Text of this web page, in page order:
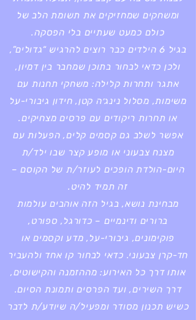
ומשחקים שמחזיקים את תשומת הלב של
כולם כמעט שעתיים בלי הפסקה.
בגיל 6 הילדים כבר רוצים להרגיש “גדולים”,
ולכן כדאי לבחור בתוכן שמחבר בין דמיון,
אתגר ותחרות קלילה: משחקי תחנות עם
משימות, מסלול נינג׳ה קטן, חידון גיבורי-על
או תחרות ריקודים עם פרסים מצחיקים.
אפשר לשלב גם קסמים קלים, הפעלות עם
מצנח צבעוני או מופע קצר שבו ילד/ת
היום-הולדת הופכים לעוזר/ת של הקוסם –
זה תמיד להיט.
מבחינת נושא, בגיל הזה אוהבים עולמות
ברורים ודינמיים – כדורגל, ספורט,
פוקימונים, גיבורי-על, מדע וקסמים או
חד-קרן צבעוני. כדאי לבחור קו אחד ולהעביר
אותו דרך כל האירוע: מההזמנה והקישוטים,
דרך השירים, ועד הפרסים ותמונת הסיום.
כשיש תכנון מסודר ומפעיל/ה שיודע/ת לדבר